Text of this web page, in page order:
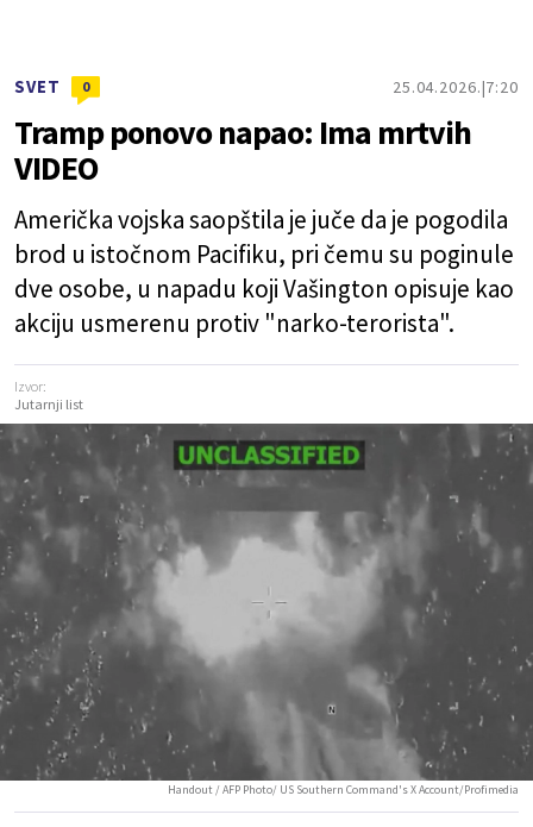
SVET 0 25.04.2026. 7:20
Tramp ponovo napao: Ima mrtvih
VIDEO
Američka vojska saopštila je juče da je pogodila
brod u istočnom Pacifiku, pri čemu su poginule
dve osobe, u napadu koji Vašington opisuje kao
akciju usmerenu protiv "narko-terorista".
Izvor:
Jutarnji list
Handout / AFP Photo/ US Southern Command's X Account/Profimedia